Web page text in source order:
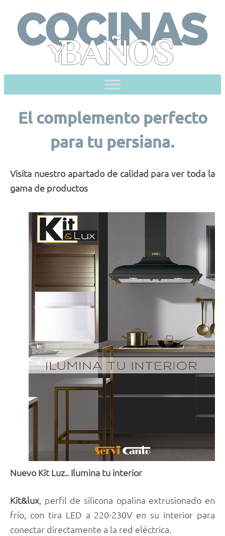
content
El complemento perfecto
para tu persiana.
Visita nuestro apartado de calidad para ver toda la
gama de productos
Nuevo Kit Luz.. Ilumina tu interior
Kit&lux, perfil de silicona opalina extrusionado en
frío, con tira LED a 220-230V en su interior para
conectar directamente a la red eléctrica.